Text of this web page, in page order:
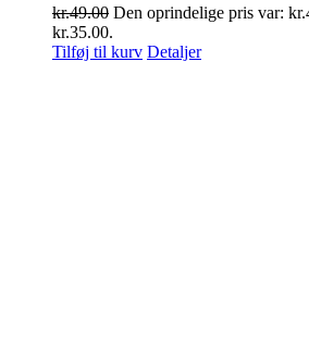
kr.49.00 Den oprindelige pris var:
kr.35.00.
Tilføj til kurv Detaljer